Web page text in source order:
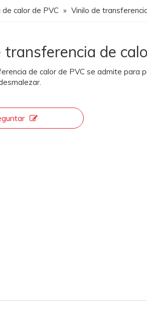
calor de PVC » Vinilo de
de
de calor de PVC se admite para